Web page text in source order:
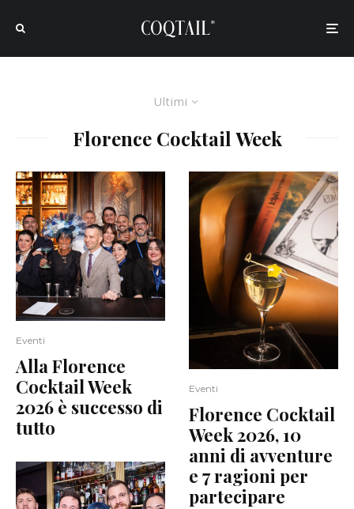
Ultimi
Florence Cocktail Week
Eventi
Alla Florence
Cocktail Week
2026 è successo di
tutto
Eventi
Florence Cocktail
Week 2026, 10
anni di avventure
e 7 ragioni per
partecipare